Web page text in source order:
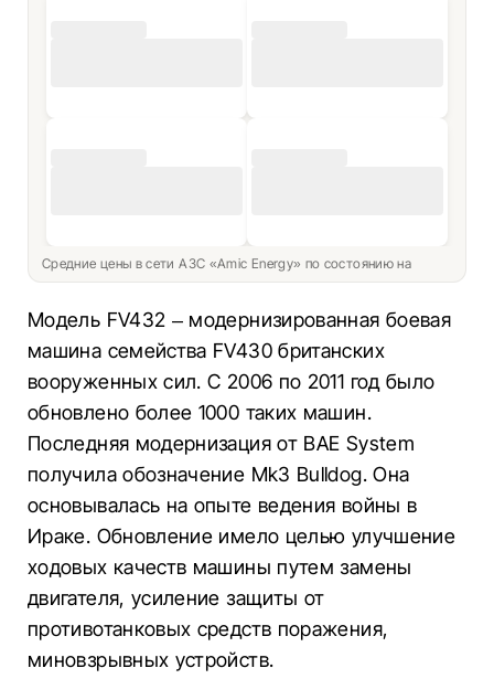
Средние цены в сети АЗС «Amic Energy» по состоянию на
Модель FV432 – модернизированная боевая
машина семейства FV430 британских
вооруженных сил. С 2006 по 2011 год было
обновлено более 1000 таких машин.
Последняя модернизация от BAE System
получила обозначение Mk3 Bulldog. Она
основывалась на опыте ведения войны в
Ираке. Обновление имело целью улучшение
ходовых качеств машины путем замены
двигателя, усиление защиты от
противотанковых средств поражения,
миновзрывных устройств.